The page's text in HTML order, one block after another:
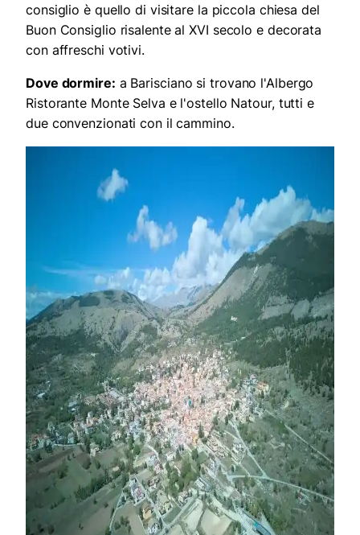
consiglio è quello di visitare la piccola chiesa del
Buon Consiglio risalente al XVI secolo e decorata
con affreschi votivi.
Dove dormire: a Barisciano si trovano l'Albergo
Ristorante Monte Selva e l'ostello Natour, tutti e
due convenzionati con il cammino.